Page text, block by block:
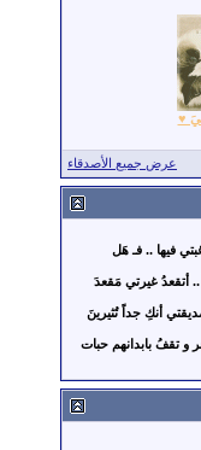
♥
عرض جميع الأصدقاء
فيها .. فـ هَل
أتقعدُ غيرتي مَقعدَ
أنكِ جداً تُثيرينَ
و تقفُ بابدانهم حبات